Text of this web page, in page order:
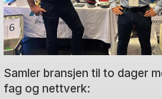
Samler bransjen til to dager
fag og nettverk: